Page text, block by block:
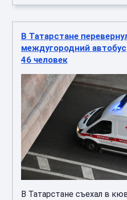
В Татарстане
междугородний
46 человек
В Татарстане съехал в